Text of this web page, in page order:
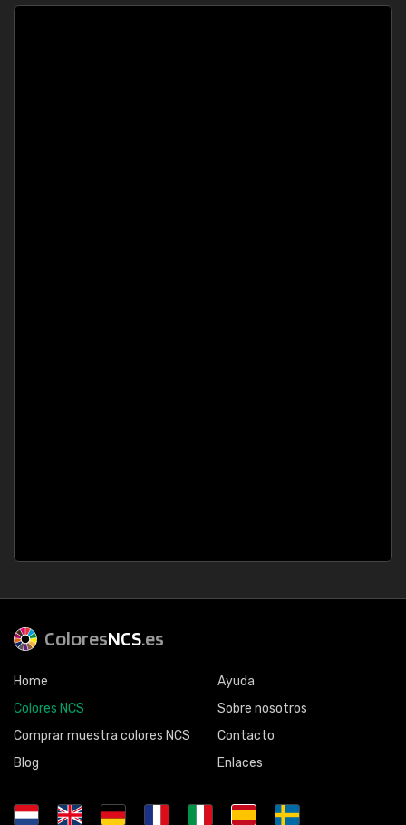
ColoresNCS.es
Home
Colores NCS
Comprar muestra colores NCS
Blog
Ayuda
Sobre nosotros
Contacto
Enlaces